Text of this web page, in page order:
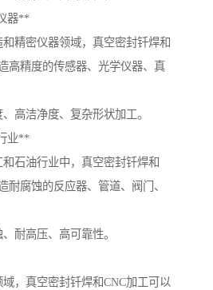
器**
精密仪器领域，真空密封钎焊和
高精度的传感器、光学仪器、真
高洁净度、复杂形状加工。
业**
石油行业中，真空密封钎焊和
耐腐蚀的反应器、管道、阀门、
耐高压、高可靠性。
，真空密封钎焊和CNC加工可以